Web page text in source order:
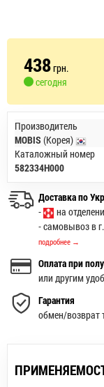
438грн.
сегодня
Производитель
MOBIS (Корея)
Каталожный номер
582334H000
Доставка по
-
на
- самовывоз в
подробнее →
Оплата при
или другим
Гарантия
обмен/возврат